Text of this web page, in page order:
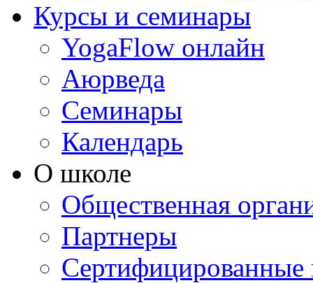
Курсы и семинары
YogaFlow онлайн
Аюрведа
Семинары
Календарь
О школе
Общественная
Партнеры
Сертифицированные